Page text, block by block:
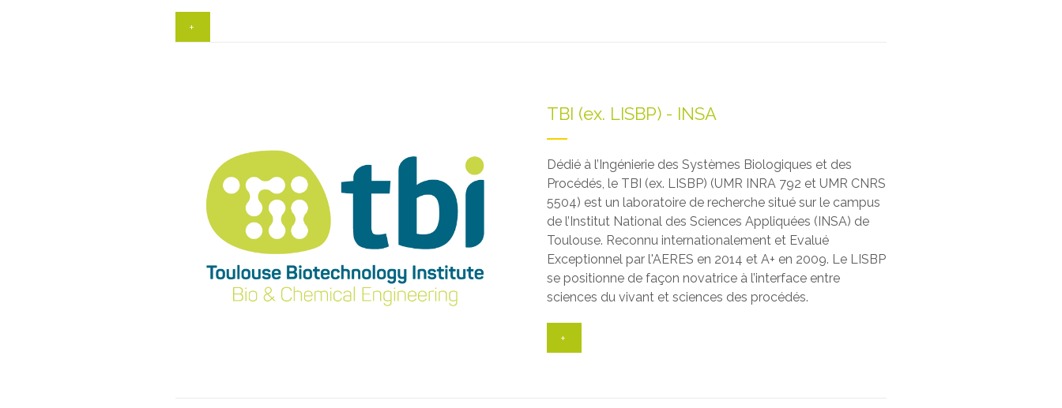
+
TBI (ex. LISBP) - INSA
Dédié à l’Ingénierie des Systèmes Biologiques et des
Procédés, le TBI (ex. LISBP) (UMR INRA 792 et UMR CNRS
5504) est un laboratoire de recherche situé sur le campus
de l’Institut National des Sciences Appliquées (INSA) de
Toulouse. Reconnu internationalement et Evalué
Exceptionnel par l'AERES en 2014 et A+ en 2009. Le LISBP
se positionne de façon novatrice à l’interface entre
sciences du vivant et sciences des procédés.
+